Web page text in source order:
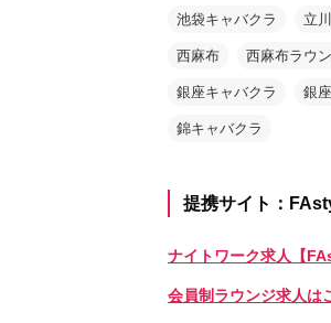
池袋キャバクラ 立川
西麻布 西麻布ラウ
銀座キャバクラ 銀
錦キャバクラ
提携サイト：
ナイトワーク求人【
会員制ラウンジ求人は